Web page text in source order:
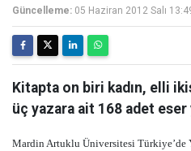
Güncelleme: 05 Haziran 2012 Salı
Kitapta on biri kadın, elli
üç yazara ait 168 adet eser
Mardin Artuklu Üniversitesi Türkiye’de